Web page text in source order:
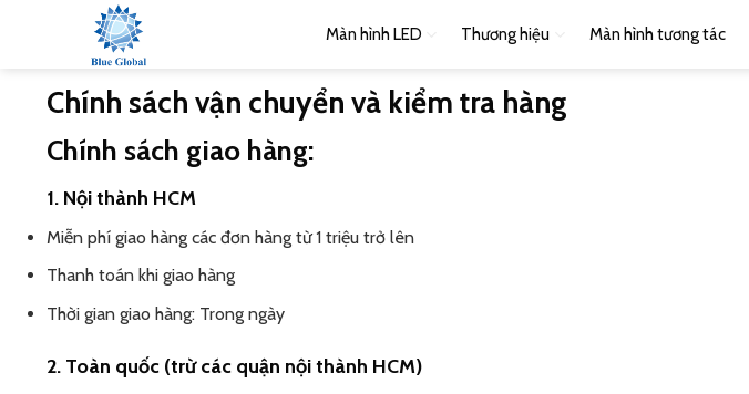
Màn hình LED Thương hiệu Màn hình tương tác
Chính sách vận chuyển và kiểm tra hàng
Chính sách giao hàng:
1. Nội thành HCM
Miễn phí giao hàng các đơn hàng từ 1 triệu trở lên
Thanh toán khi giao hàng
Thời gian giao hàng: Trong ngày
2. Toàn quốc (trừ các quận nội thành HCM)